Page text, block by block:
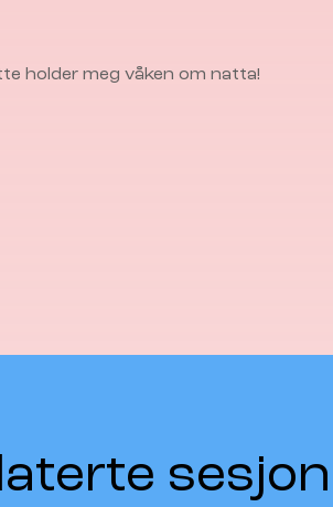
holder meg våken om natta!